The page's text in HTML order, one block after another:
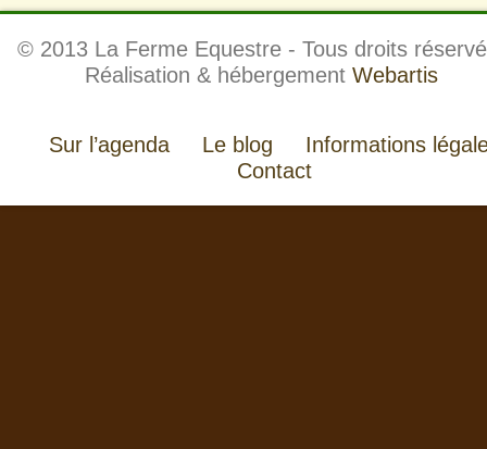
© 2013 La Ferme Equestre - Tous droits
Réalisation & hébergement Webartis
Sur l’agenda Le blog
Informations
Contact